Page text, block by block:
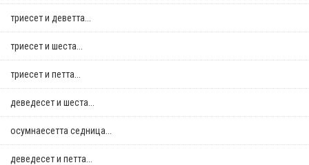
триесет и деветта...
триесет и шеста...
триесет и петта...
деведесет и шеста...
осумнaесетта седница...
деведесет и петта...